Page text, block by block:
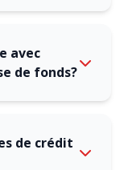
avec
de fonds?
de crédit